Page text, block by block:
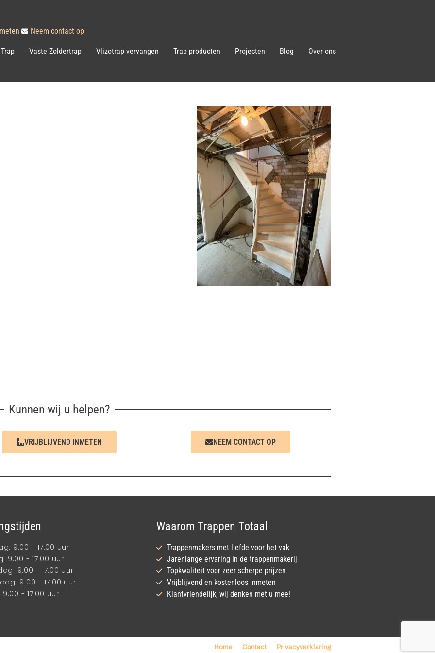
Neem contact op
Vaste Zoldertrap Vlizotrap vervangen Trap producten Projecten Blog Over ons
Kunnen wij u helpen?
VRIJBLIJVEND INMETEN NEEM CONTACT OP
9.00 - 17.00 uur
9.00 - 17.00 uur
9.00 - 17.00 uur
9.00 - 17.00 uur
- 17.00 uur
Waarom Trappen Totaal
Trappenmakers met liefde voor het vak
Jarenlange ervaring in de trappenmakerij
Topkwaliteit voor zeer scherpe prijzen
Vrijblijvend en kostenloos inmeten
Klantvriendelijk, wij denken met u mee!
Home Contact Privacyverklaring